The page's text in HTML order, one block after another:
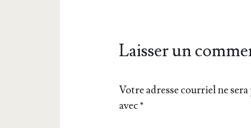
Laisser un
Votre adresse courriel ne sera
avec*